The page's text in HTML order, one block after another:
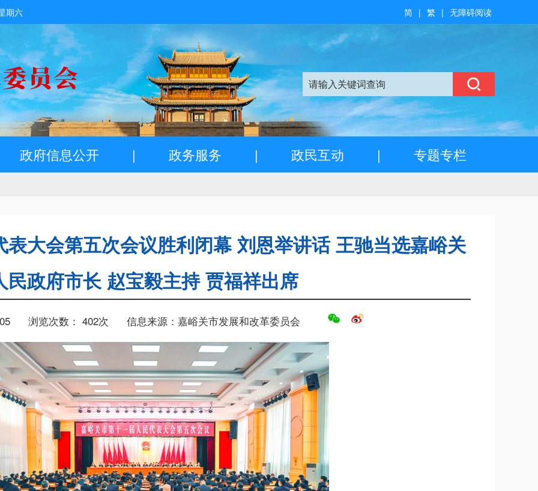
期六 无障碍阅读
|
繁
|
简
政府信息公开 | 政务服务 | 政民互动 | 专题专栏
大会第五次会议胜利闭幕 刘恩举讲话 王驰当选嘉峪关
民政府市长 赵宝毅主持 贾福祥出席
浏览次数： 402次 信息来源：嘉峪关市发展和改革委员会